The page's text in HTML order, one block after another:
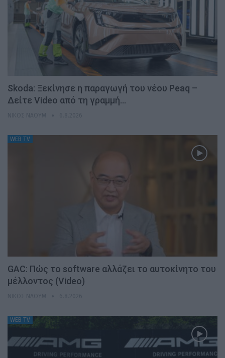
Skoda: Ξεκίνησε η παραγωγή του νέου Peaq –
Δείτε Video από τη γραμμή…
WEB TV
GAC: Πώς το software αλλάζει το αυτοκίνητο του
μέλλοντος (Video)
WEB TV